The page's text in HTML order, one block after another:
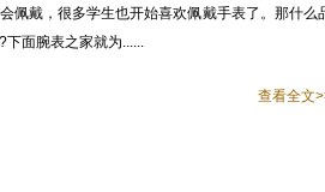
佩戴，很多学生也开始喜欢佩戴手表了。那什么
下面腕表之家就为......
查看全文